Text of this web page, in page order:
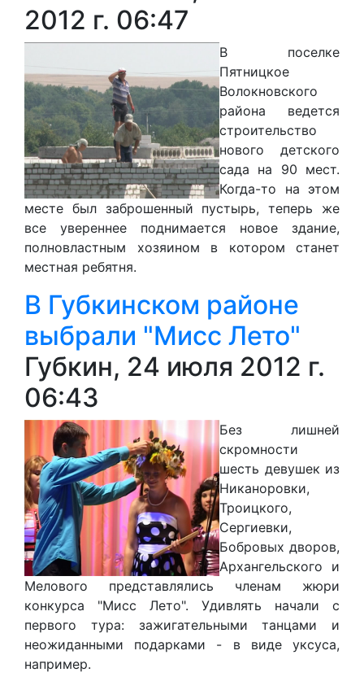
2012 г. 06:47
В поселке
Пятницкое
Волокновского
района ведется
строительство
нового детского
сада на 90 мест.
Когда-то на этом
месте был заброшенный пустырь, теперь же
все увереннее поднимается новое здание,
полновластным хозяином в котором станет
местная ребятня.
В Губкинском районе
выбрали "Мисс Лето"
Губкин, 24 июля 2012 г.
06:43
Без лишней
скромности
шесть девушек из
Никаноровки,
Троицкого,
Сергиевки,
Бобровых дворов,
Архангельского и
Мелового представлялись членам жюри
конкурса "Мисс Лето". Удивлять начали с
первого тура: зажигательными танцами и
неожиданными подарками - в виде уксуса,
например.